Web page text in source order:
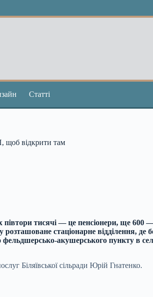
Статті
щоб відкрити там
тисячі — це пенсіонери, ще
стаціонарне відділення,
акушерського пункту в
Біляївської сільради Юрій Гнатенко.